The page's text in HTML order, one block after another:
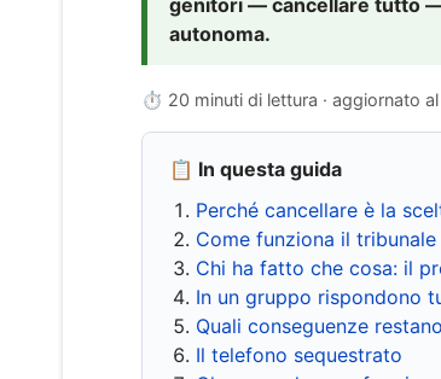
genitori — cancellare tutto
autonoma.
⏱ 20 minuti di lettura · aggiornato al
📋 In questa guida
Perché cancellare è la
Come funziona il
Chi ha fatto che cosa: il
In un gruppo rispondono
Quali conseguenze
Il telefono sequestrato